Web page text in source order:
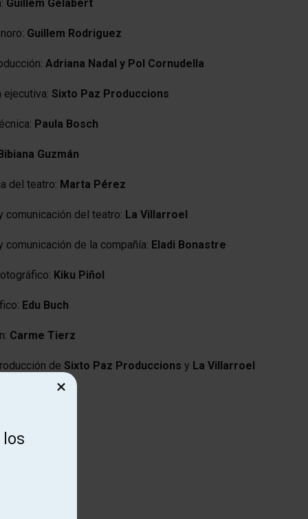
Guillem Gelabert
Guillem Rodriguez
Adriana Nadal y Pol Cornudella
ejecutiva: Sixto Paz Produccions
Paula Bosch
Guzmán
del teatro: Marta Pérez
comunicación del teatro: La Villarroel
comunicación de la compañía: Eladi Bonastre
Kiku Piñol
Edu Buch
Carme Tierz
de Sixto Paz Produccions y La Villarroel
×